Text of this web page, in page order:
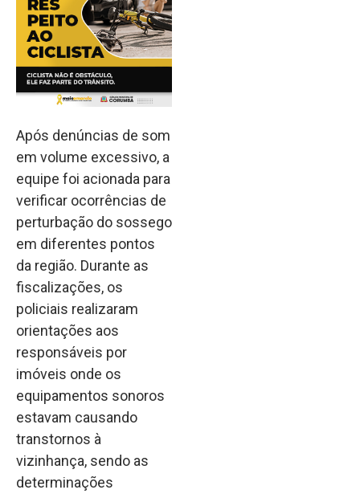
Após denúncias de som
em volume excessivo, a
equipe foi acionada para
verificar ocorrências de
perturbação do sossego
em diferentes pontos
da região. Durante as
fiscalizações, os
policiais realizaram
orientações aos
responsáveis por
imóveis onde os
equipamentos sonoros
estavam causando
transtornos à
vizinhança, sendo as
determinações